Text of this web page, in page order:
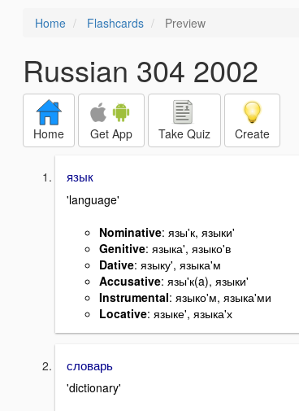
Home Flashcards Preview
Russian 304 2002
Home Get App Take Quiz Create
язык
'language'
Nominative: язы'к, языки'
Genitive: языка', языко'в
Dative: языку', языка'м
Accusative: язы'к(a), языки'
Instrumental: языко'м, языка'ми
Locative: языке', языка'х
словарь
'dictionary'